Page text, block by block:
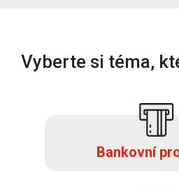
Vyberte si téma,
Bankovní